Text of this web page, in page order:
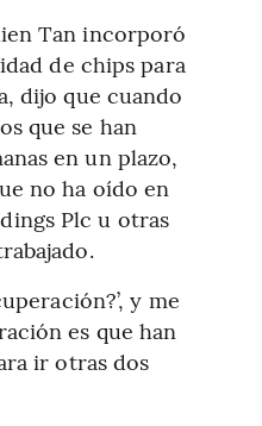
Tan incorporó
de chips para
dijo que cuando
que se han
en un plazo,
no ha oído en
Plc u otras
y me
es que han
ir otras dos